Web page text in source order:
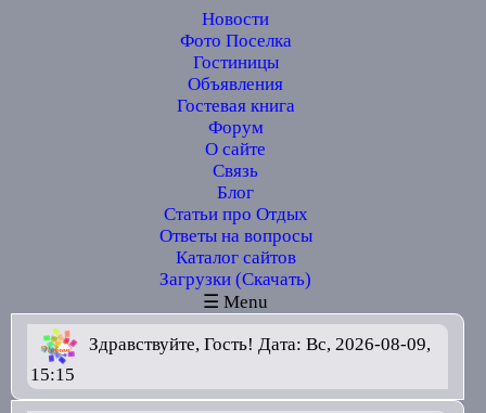
Новости
Фото Поселка
Гостиницы
Объявления
Гостевая книга
Форум
О сайте
Связь
Блог
Статьи про Отдых
Ответы на вопросы
Каталог сайтов
Загрузки (Скачать)
☰ Menu
Здравствуйте, Гость! Дата: Вс, 2026-08-09,
15:15